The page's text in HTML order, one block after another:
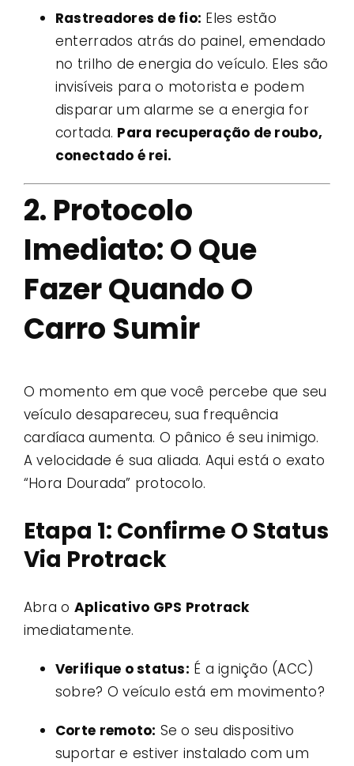
Rastreadores de fio: Eles estão
enterrados atrás do painel, emendado
no trilho de energia do veículo. Eles são
invisíveis para o motorista e podem
disparar um alarme se a energia for
cortada. Para recuperação de roubo,
conectado é rei.
2. Protocolo
Imediato: O Que
Fazer Quando O
Carro Sumir
O momento em que você percebe que seu
veículo desapareceu, sua frequência
cardíaca aumenta. O pânico é seu inimigo.
A velocidade é sua aliada. Aqui está o exato
“Hora Dourada” protocolo.
Etapa 1: Confirme O Status
Via Protrack
Abra o Aplicativo GPS Protrack
imediatamente.
Verifique o status: É a ignição (ACC)
sobre? O veículo está em movimento?
Corte remoto: Se o seu dispositivo
suportar e estiver instalado com um